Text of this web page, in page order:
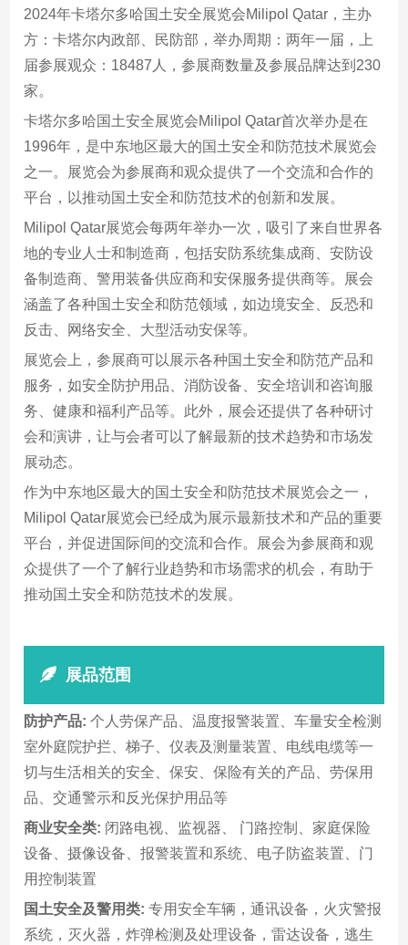
2024年卡塔尔多哈国土安全展览会Milipol Qatar，主办
方：卡塔尔内政部、民防部，举办周期：两年一届，上
届参展观众：18487人，参展商数量及参展品牌达到230
家。
卡塔尔多哈国土安全展览会Milipol Qatar首次举办是在
1996年，是中东地区最大的国土安全和防范技术展览会
之一。展览会为参展商和观众提供了一个交流和合作的
平台，以推动国土安全和防范技术的创新和发展。
Milipol Qatar展览会每两年举办一次，吸引了来自世界各
地的专业人士和制造商，包括安防系统集成商、安防设
备制造商、警用装备供应商和安保服务提供商等。展会
涵盖了各种国土安全和防范领域，如边境安全、反恐和
反击、网络安全、大型活动安保等。
展览会上，参展商可以展示各种国土安全和防范产品和
服务，如安全防护用品、消防设备、安全培训和咨询服
务、健康和福利产品等。此外，展会还提供了各种研讨
会和演讲，让与会者可以了解最新的技术趋势和市场发
展动态。
作为中东地区最大的国土安全和防范技术展览会之一，
Milipol Qatar展览会已经成为展示最新技术和产品的重要
平台，并促进国际间的交流和合作。展会为参展商和观
众提供了一个了解行业趋势和市场需求的机会，有助于
推动国土安全和防范技术的发展。
展品范围
防护产品: 个人劳保产品、温度报警装置、车量安全检测
室外庭院护拦、梯子、仪表及测量装置、电线电缆等一
切与生活相关的安全、保安、保险有关的产品、劳保用
品、交通警示和反光保护用品等
商业安全类: 闭路电视、监视器、 门路控制、家庭保险
设备、摄像设备、报警装置和系统、电子防盗装置、门
用控制装置
国土安全及警用类: 专用安全车辆，通讯设备，火灾警报
系统，灭火器，炸弹检测及处理设备，雷达设备，逃生